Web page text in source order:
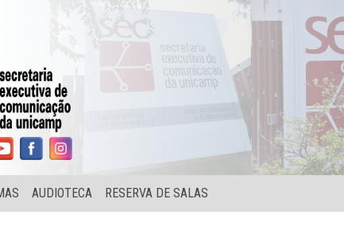
AUDIOTECA RESERVA DE SALAS